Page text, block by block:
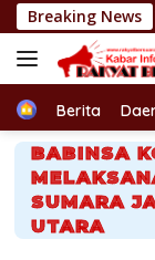
Langsung
ke
konten
Breaking News
TANGAN
HomeBerita
BABINSA
SUMARA
UTARA